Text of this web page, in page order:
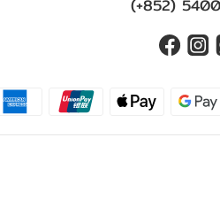
(+852)